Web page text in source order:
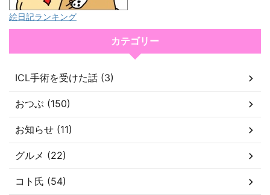
絵日記ランキング
カテゴリー
ICL手術を受けた話 (3)
おつぶ (150)
お知らせ (11)
グルメ (22)
コト氏 (54)